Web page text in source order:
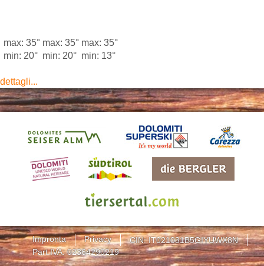
max: 35°
min: 20°
max: 35°
min: 20°
max: 35°
min: 13°
dettagli...
Impronta Privacy
CIN: IT021031B5GIYUWX8N
Part.IVA: 02364290219